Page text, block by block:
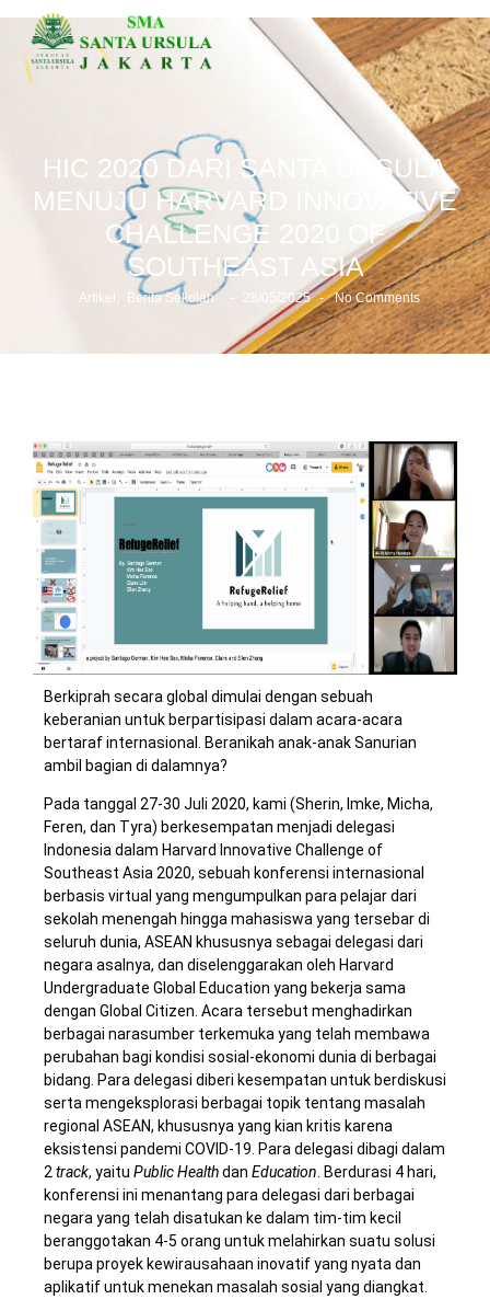
HIC 2020 DARI SANTA URSULA
MENUJU HARVARD INNOVATIVE
CHALLENGE 2020 OF
SOUTHEAST ASIA
Artikel Berita Sekolah - 28/05/2025 - No Comments
Berkiprah secara global dimulai dengan sebuah
keberanian untuk berpartisipasi dalam acara-acara
bertaraf internasional. Beranikah anak-anak Sanurian
ambil bagian di dalamnya?
Pada tanggal 27-30 Juli 2020, kami (Sherin, Imke, Micha,
Feren, dan Tyra) berkesempatan menjadi delegasi
Indonesia dalam Harvard Innovative Challenge of
Southeast Asia 2020, sebuah konferensi internasional
berbasis virtual yang mengumpulkan para pelajar dari
sekolah menengah hingga mahasiswa yang tersebar di
seluruh dunia, ASEAN khususnya sebagai delegasi dari
negara asalnya, dan diselenggarakan oleh Harvard
Undergraduate Global Education yang bekerja sama
dengan Global Citizen. Acara tersebut menghadirkan
berbagai narasumber terkemuka yang telah membawa
perubahan bagi kondisi sosial-ekonomi dunia di berbagai
bidang. Para delegasi diberi kesempatan untuk berdiskusi
serta mengeksplorasi berbagai topik tentang masalah
regional ASEAN, khususnya yang kian kritis karena
eksistensi pandemi COVID-19. Para delegasi dibagi dalam
2track, yaitu Public Healthdan Education. Berdurasi 4 hari,
konferensi ini menantang para delegasi dari berbagai
negara yang telah disatukan ke dalam tim-tim kecil
beranggotakan 4-5 orang untuk melahirkan suatu solusi
berupa proyek kewirausahaan inovatif yang nyata dan
aplikatif untuk menekan masalah sosial yang diangkat.